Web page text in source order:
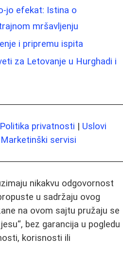
jo efekat: Istina o
mršavljenju
i pripremu ispita
za Letovanje u Hurghadi i
Politika privatnosti | Uslovi
Marketinški servisi
nikakvu odgovornost
u sadržaju ovog
na ovom sajtu pružaju se
bez garancija u pogledu
korisnosti ili